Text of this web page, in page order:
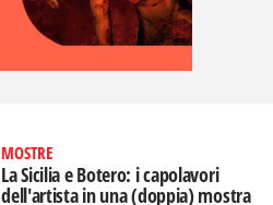
MOSTRE
La Sicilia e Botero: i capolavori
dell'artista in una (doppia) mostra